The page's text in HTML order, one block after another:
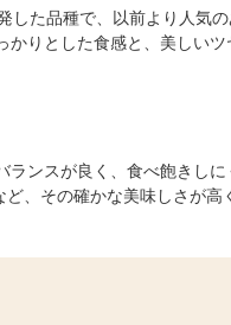
した品種で、以前より人気
りとした食感と、美しいツ
ランスが良く、食べ飽きし
、その確かな美味しさが高